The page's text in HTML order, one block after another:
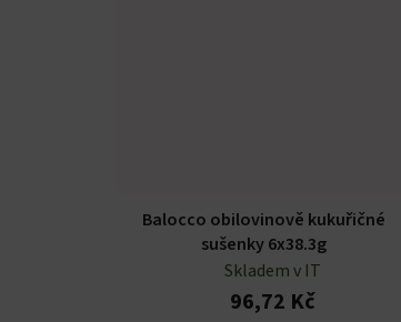
Balocco obilovinově kukuřičné
sušenky 6x38.3g
Skladem v IT
96,72 Kč